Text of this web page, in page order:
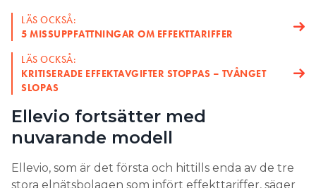
LÄS OCKSÅ:
5 MISSUPPFATTNINGAR OM EFFEKTTARIFFER
LÄS OCKSÅ:
KRITISERADE EFFEKTAVGIFTER STOPPAS – TVÅNGET
SLOPAS
Ellevio fortsätter med
nuvarande modell
Ellevio, som är det första och hittills enda av de tre
stora elnätsbolagen som infört effekttariffer, säger